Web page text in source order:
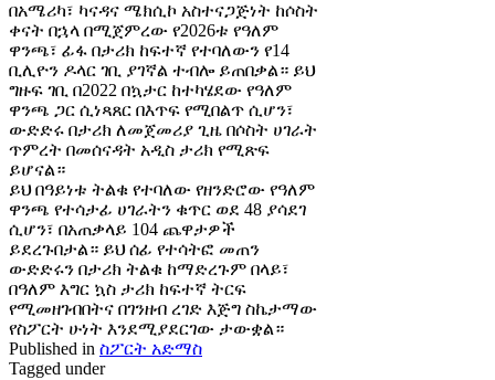
በአሜሪካ፣ ካናዳና ሜክሲኮ አስተናጋጅነት ከሶስት
ቀናት በኋላ በሚጀምረው የ2026ቱ የዓለም
ዋንጫ፣ ፊፋ በታሪክ ከፍተኛ የተባለውን የ14
ቢሊዮን ዶላር ገቢ ያገኛል ተብሎ ይጠበቃል። ይህ
ግዙፍ ገቢ በ2022 በኳታር ከተካሄደው የዓለም
ዋንጫ ጋር ሲነጻጸር በእጥፍ የሚበልጥ ሲሆን፣
ውድድሩ በታሪክ ለመጀመሪያ ጊዜ በሶስት ሀገራት
ጥምረት በመሰናዳት አዲስ ታሪክ የሚጽፍ
ይሆናል።
ይህ በዓይነቱ ትልቁ የተባለው የዘንድሮው የዓለም
ዋንጫ የተሳታፊ ሀገራትን ቁጥር ወደ 48 ያሳደገ
ሲሆን፣ በአጠቃላይ 104 ጨዋታዎች
ይደረጉበታል። ይህ ሰፊ የተሳትፎ መጠን
ውድድሩን በታሪክ ትልቁ ከማድረጉም በላይ፣
በዓለም እግር ኳስ ታሪክ ከፍተኛ ትርፍ
የሚመዘገብበትና በገንዘብ ረገድ እጅግ ስኬታማው
የስፖርት ሁነት እንደሚያደርገው ታውቋል።
Published in ስፖርት አድማስ
Tagged under